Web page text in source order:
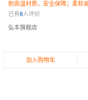
耐高温材质，安全保障；柔软
装便捷；长久耐用，稳定传输；
已有0人评价
弘丰旗舰店
加入购物车